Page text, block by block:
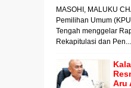
MASOHI, MALUKU
Pemilihan Umum
Tengah menggelar
Rekapitulasi dan Pen...
Aru